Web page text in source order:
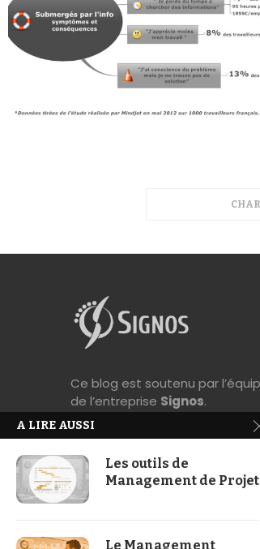
A LIRE AUSSI
Les outils de
Management de Projet
Le Management